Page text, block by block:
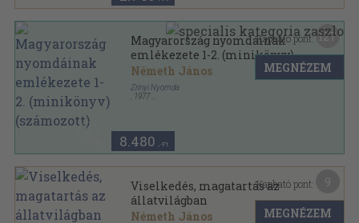
Magyarország nyomdáinak
emlékezete 1-2. (minikönyv)
(számozott)
Németh János
Zrínyi Nyomda
1977
8.480 ,-Ft
Kapható pont: 127
MEGNÉZEM
Viselkedés, magatartás az
állatvilágban
Németh János
Kapható pont:
MEGNÉZEM